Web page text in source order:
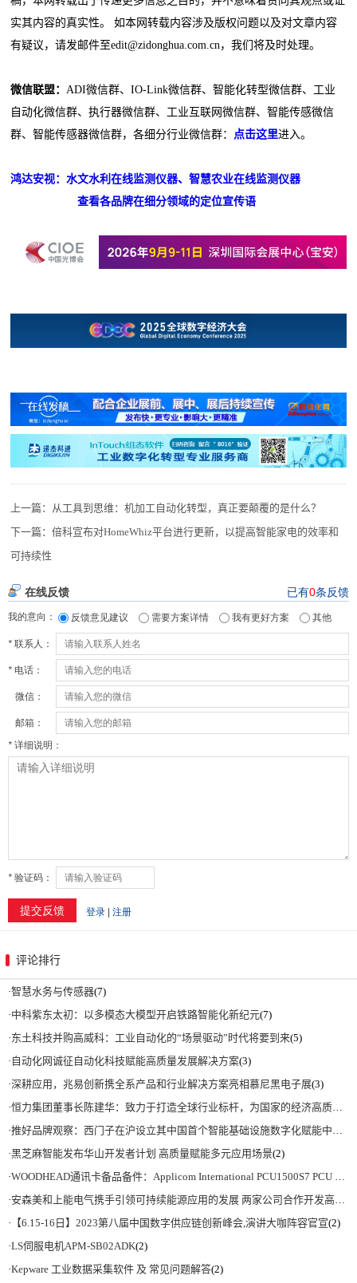
实其内容的真实性。 如本网转载内容涉及版权问题以及对文章内容
有疑议，请发邮件至edit@zidonghua.com.cn，我们将及时处理。
微信联盟：ADI微信群、IO-Link微信群、智能化转型微信群、工业
自动化微信群、执行器微信群、工业互联网微信群、智能传感微信
群、智能传感器微信群，各细分行业微信群： 点击这里进入。
鸿达安视：水文水利在线监测仪器、智慧农业在线监测仪器
查看各品牌在细分领域的定位宣传语
上一篇：
从工具到思维：机加工自动化转型，真正要颠覆的是什么？
下一篇：倍科宣布对HomeWhiz平台进行更新，以提高智能家电的效率和
可持续性
评论排行
·智慧水务与传感器(7)
·中科紫东太初：以多模态大模型开启铁路智能化新纪元(7)
·东土科技并购高威科：工业自动化的“场景驱动”时代将要到来(5)
· 自动化网诚征自动化科技赋能高质量发展解决方案(3)
·深耕应用，兆易创新携全系产品和行业解决方案亮相慕尼黑电子展(3)
·恒力集团董事长陈建华：致力于打造全球行业标杆，为国家的经济高质量发展贡献更大力量|上海电气集团党委书记、董事长吴磊来访
·推好品牌观察：西门子在沪设立其中国首个智能基础设施数字化赋能中心
·黑芝麻智能发布华山开发者计划 高质量赋能多元应用场景(2)
·WOODHEAD通讯卡备品备件：Applicom International PCU1500S7 PCU 1500 S7 V4.5.0
·安森美和上能电气携手引领可持续能源应用的发展 两家公司合作开发高性能储能和太阳能组串式逆变器方案 以实现可持续的未来
· 【6.15-16日】2023第八届中国数字供应链创新峰会,演讲大咖阵容官宣(2)
·LS伺服电机APM-SB02ADK(2)
·Kepware 工业数据采集软件 及 常见问题解答(2)